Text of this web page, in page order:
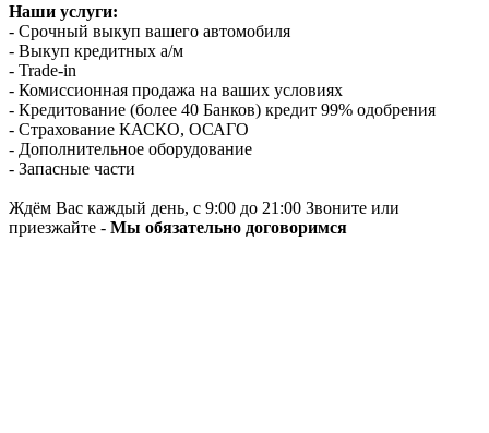
Наши услуги:
- Срочный выкуп вашего автомобиля
- Выкуп кредитных а/м
- Trade-in
- Комиссионная продажа на ваших условиях
- Кредитование (более 40 Банков) кредит 99% одобрения
- Страхование КАСКО, ОСАГО
- Дополнительное оборудование
- Запасные части
Ждём Вас каждый день, с 9:00 до 21:00 Звоните или
приезжайте - Мы обязательно договоримся